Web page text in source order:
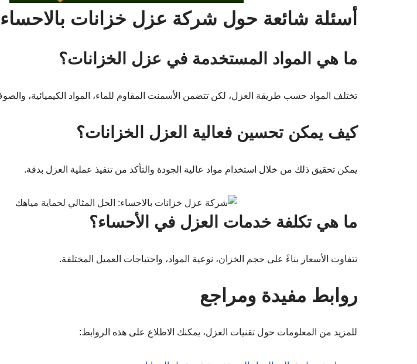
أسئلة شائعة حول شركة عزل خزانات بالاحساء
ما هي المواد المستخدمة في عزل الخزانات؟
تختلف المواد حسب طريقة العزل، لكن تتضمن الأسمنت المقاوم للماء، المواد الكيميائية،
كيف يمكن تحسين فعالية العزل الخزانات؟
يمكن تحقيق ذلك من خلال استخدام مواد عالية الجودة والتأكد من تنفيذ عملية العزل بدقة.
ما هي تكلفة خدمات العزل في الأحساء؟
تتفاوت الأسعار بناءً على حجم الخزان، نوعية المواد، واحتياجات العميل المختلفة.
روابط مفيدة ومراجع
للمزيد من المعلومات حول تقنيات العزل، يمكنك الاطلاع على هذه الروابط: